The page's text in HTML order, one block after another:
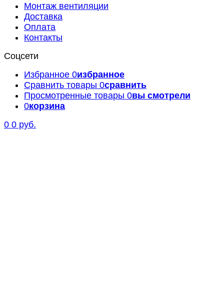
Монтаж вентиляции
Доставка
Оплата
Контакты
Соцсети
Избранное 0избранное
Сравнить товары 0сравнить
Просмотренные товары 0вы смотрели
0корзина
0 0 руб.